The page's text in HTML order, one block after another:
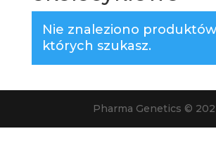
Nie znaleziono
których szukasz.
Pharma Genetics ©